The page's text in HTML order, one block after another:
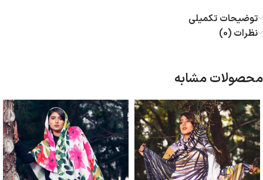
توضیحات تکمیلی
نظرات (0)
محصولات مشابه